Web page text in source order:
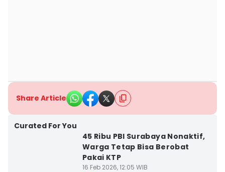
Share Article
Curated For You
45 Ribu PBI Surabaya Nonaktif,
Warga Tetap Bisa Berobat
Pakai KTP
16 Feb 2026, 12:05 WIB